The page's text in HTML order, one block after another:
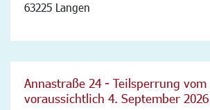
63225 Langen
Annastraße 24 - Teilsperrung
voraussichtlich 4. September 2026